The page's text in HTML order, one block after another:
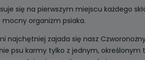
się na pierwszym miejscu każdego
mocny organizm psiaka.
najchętniej zajada się nasz
psu karmy tylko z jednym, określonym